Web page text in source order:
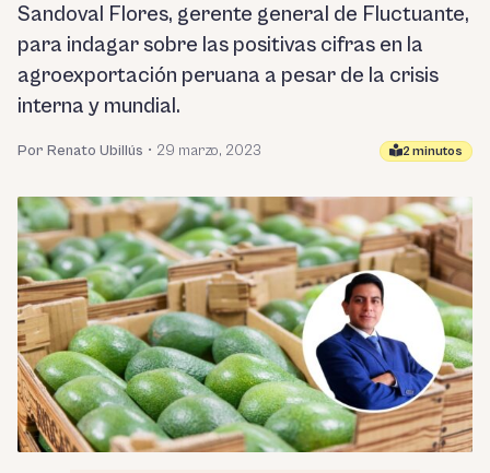
Sandoval Flores, gerente general de Fluctuante,
para indagar sobre las positivas cifras en la
agroexportación peruana a pesar de la crisis
interna y mundial.
Por Renato Ubillús • 29 marzo, 2023 2 minutos